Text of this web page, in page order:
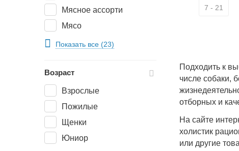
Подходить к
числе собаки,
отборных и
На сайте
холистик
или другие
7 - 21
Четвероногий Гурман
Мясное ассорти
Мясо
Оленина
Печень
Птица
Рис
Рыба
Свинина
Показать все (23)
Возраст
Взрослые
Пожилые
Щенки
Юниор